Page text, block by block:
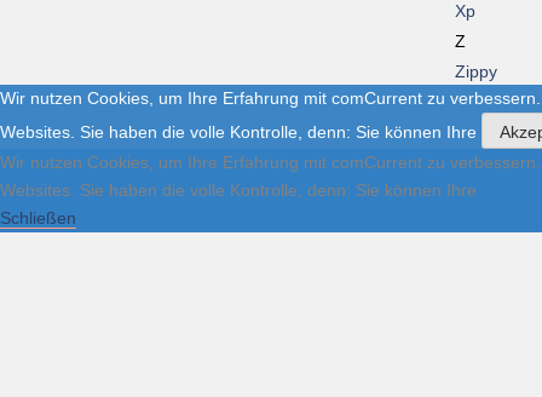
Xp
Z
Zippy
Wir nutzen Cookies, um Ihre Erfahrung mit comCurrent zu
Websites. Sie haben die volle Kontrolle, denn: Sie können Ihre
Wir nutzen Cookies, um Ihre Erfahrung mit comCurrent zu
Websites. Sie haben die volle Kontrolle, denn: Sie können Ihre
Schließen